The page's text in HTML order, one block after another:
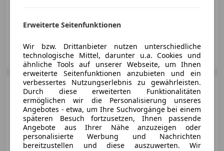
96 kW (131 PS)
Autohaus Ing. Gredinger GmbH
AT-7122 Gols
Citroen C3 Picasso
BlueHDi 100 manuell Exclusive
€ 8 390
Erweiterte Seitenfunktionen
Wir bzw. Drittanbieter nutzen unterschiedliche
technologische Mittel, darunter u.a. Cookies und
ähnliche Tools auf unserer Webseite, um Ihnen
erweiterte Seitenfunktionen anzubieten und ein
verbessertes Nutzungserlebnis zu gewährleisten.
Durch diese erweiterten Funktionalitäten
ermöglichen wir die Personalisierung unseres
Angebotes - etwa, um Ihre Suchvorgänge bei einem
späteren Besuch fortzusetzen, Ihnen passende
Angebote aus Ihrer Nähe anzuzeigen oder
personalisierte Werbung und Nachrichten
bereitzustellen und diese auszuwerten. Wir